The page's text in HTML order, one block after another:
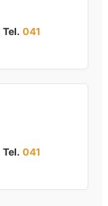
Tel. 041
Tel. 041